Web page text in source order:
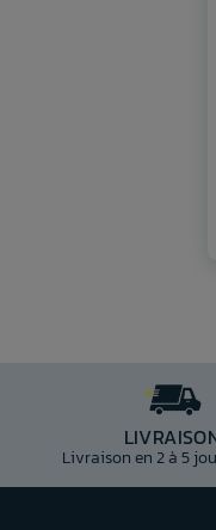
Livraison en 2 à 5